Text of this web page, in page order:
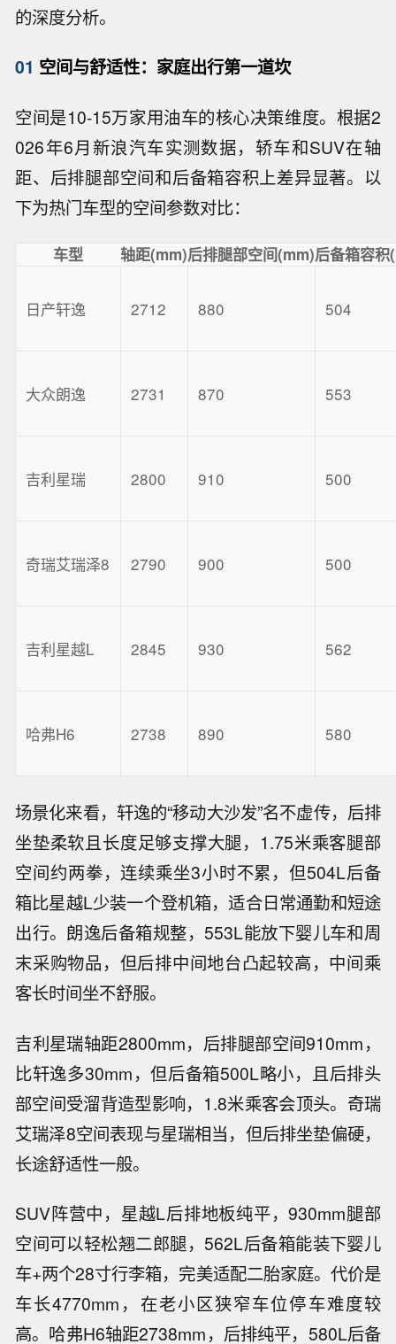
的深度分析。
01 空间与舒适性：家庭出行第一道坎
空间是10-15万家用油车的核心决策维度。根据2
026年6月新浪汽车实测数据，轿车和SUV在轴
距、后排腿部空间和后备箱容积上差异显著。以
下为热门车型的空间参数对比：
车型 轴距(mm)后排腿部空间(mm)后备箱容积
日产轩逸 2712 880 504
大众朗逸 2731 870 553
吉利星瑞 2800 910 500
奇瑞艾瑞泽8 2790 900 500
吉利星越L 2845 930 562
哈弗H6 2738 890 580
场景化来看，轩逸的“移动大沙发”名不虚传，后排
坐垫柔软且长度足够支撑大腿，1.75米乘客腿部
空间约两拳，连续乘坐3小时不累，但504L后备
箱比星越L少装一个登机箱，适合日常通勤和短途
出行。朗逸后备箱规整，553L能放下婴儿车和周
末采购物品，但后排中间地台凸起较高，中间乘
客长时间坐不舒服。
吉利星瑞轴距2800mm，后排腿部空间910mm，
比轩逸多30mm，但后备箱500L略小，且后排头
部空间受溜背造型影响，1.8米乘客会顶头。奇瑞
艾瑞泽8空间表现与星瑞相当，但后排坐垫偏硬，
长途舒适性一般。
SUV阵营中，星越L后排地板纯平，930mm腿部
空间可以轻松翘二郎腿，562L后备箱能装下婴儿
车+两个28寸行李箱，完美适配二胎家庭。代价是
车长4770mm，在老小区狭窄车位停车难度较
高。哈弗H6轴距2738mm，后排纯平，580L后备